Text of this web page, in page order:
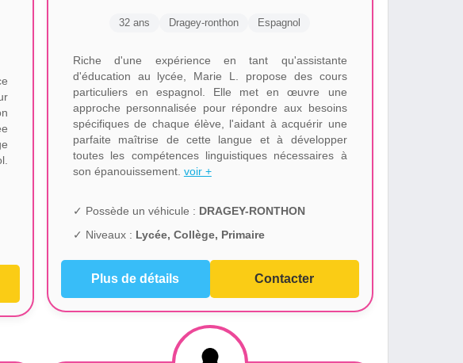
32 ans Dragey-ronthon Espagnol
Riche d'une expérience en tant qu'assistante
d'éducation au lycée, Marie L. propose des cours
particuliers en espagnol. Elle met en œuvre une
approche personnalisée pour répondre aux besoins
spécifiques de chaque élève, l'aidant à acquérir une
parfaite maîtrise de cette langue et à développer
toutes les compétences linguistiques nécessaires à
son épanouissement. voir +
✓ Possède un véhicule : DRAGEY-RONTHON
✓ Niveaux : Lycée, Collège, Primaire
Plus de détails Contacter